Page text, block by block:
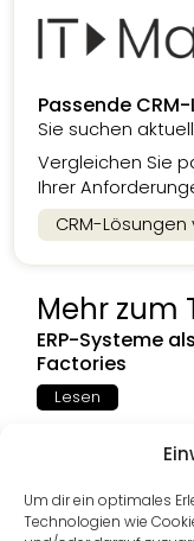
Um dir ein optimales
Technologien wie
Passende
Sie suchen
Vergleichen Sie
Ihrer
CRM-
Mehr zum
ERP-Systeme
Factories
Lesen
Chatbots im
Integration